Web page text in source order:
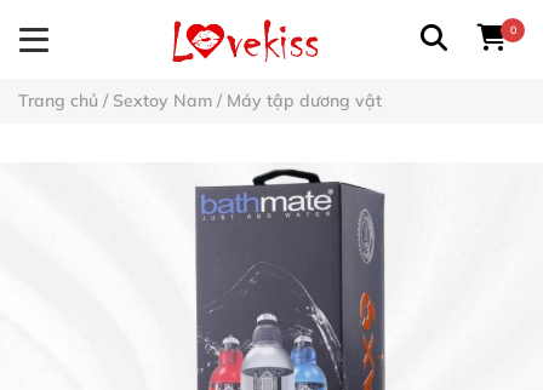
0
Trang chủ / Sextoy Nam / Máy tập dương vật